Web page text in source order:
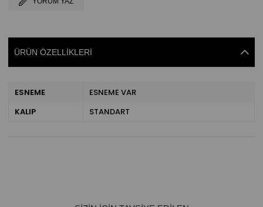
ÜRÜN ÖZELLIKLERI
ESNEME
ESNEME VAR
KALIP
STANDART